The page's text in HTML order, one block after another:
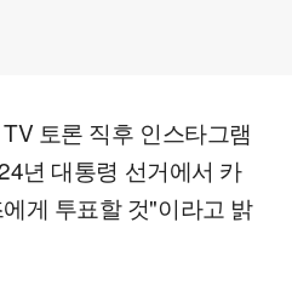
토론 직후 인스타그램
년 대통령 선거에서 카
게 투표할 것"이라고 밝